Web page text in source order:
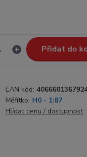
Přidat do
EAN kód:
Měřítko: H0 - 1:87
Hlídat cenu / dostupnost